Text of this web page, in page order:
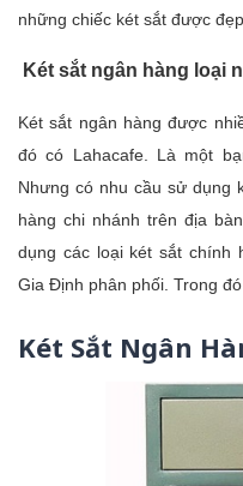
những chiếc két sắt được
Két sắt ngân hàng loại
Két sắt ngân hàng được
đó có Lahacafe. Là một
Nhưng có nhu cầu sử dụng
hàng chi nhánh trên địa
dụng các loại két sắt chính
Gia Định phân phối. Trong
Két Sắt Ngân